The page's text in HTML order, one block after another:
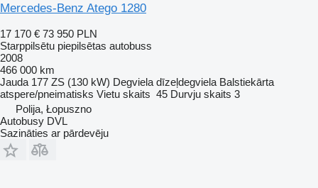
Mercedes-Benz Atego 1280
17 170 € 73 950 PLN
Starppilsētu piepilsētas autobuss
2008
466 000 km
Jauda 177 ZS (130 kW) Degviela dīzeļdegviela Balstiekārta
atspere/pneimatisks Vietu skaits 45 Durvju skaits 3
Polija, Łopuszno
Autobusy DVL
Sazināties ar pārdevēju